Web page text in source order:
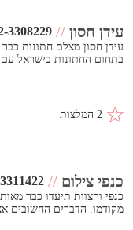
עידן חסון //
3308229
עידן חסון מצלם חתונות
בתחום החתונות בישראל עם
2 המלצות
כנפי צילום //
כנפי והצוות תיעדו כבר
מקודמו. הדברים החשובים